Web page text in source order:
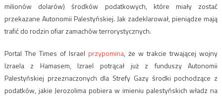
milionów dolarów) środków podatkowych, które miały zostać
przekazane Autonomii Palestyńskiej. Jak zadeklarował, pieniądze mają
trafić do rodzin ofiar zamachów terrorystycznych.
Portal The Times of Israel przypomina, że w trakcie trwającej wojny
Izraela z Hamasem, Izrael potrącał już z funduszy Autonomii
Palestyńskiej przeznaczonych dla Strefy Gazy środki pochodzące z
podatków, jakie Jerozolima pobiera w imieniu palestyńskich władz na